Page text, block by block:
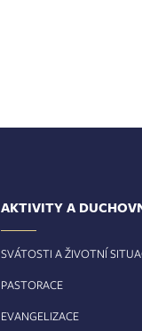
AKTIVITY A
SVÁTOSTI A ŽIVOTNÍ
PASTORACE
EVANGELIZACE